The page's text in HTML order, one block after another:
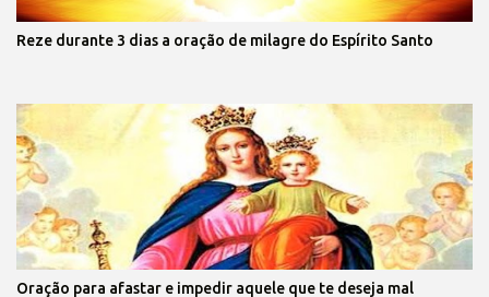
Reze durante 3 dias a oração de milagre do Espírito Santo
Oração para afastar e impedir aquele que te deseja mal